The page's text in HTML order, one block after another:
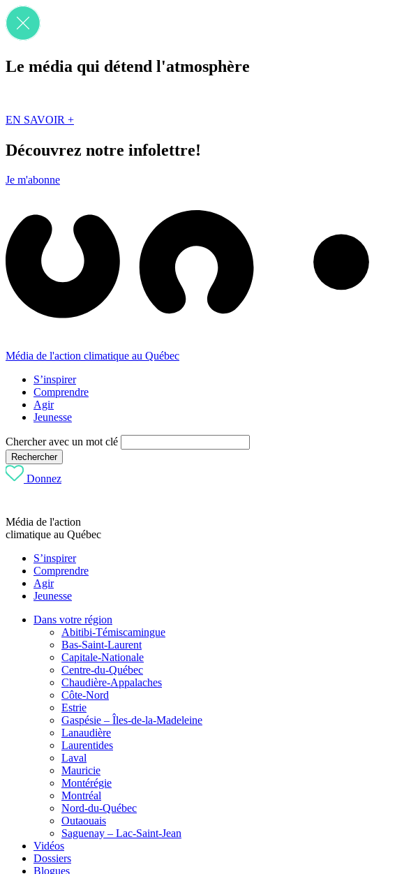
Le média qui détend l'atmosphère
EN SAVOIR +
Découvrez notre infolettre!
Je m'abonne
Média de l'action climatique au Québec
S’inspirer
Comprendre
Agir
Jeunesse
Chercher avec un mot clé
Rechercher
Donnez
Média de l'action
climatique au Québec
S’inspirer
Comprendre
Agir
Jeunesse
Dans votre région
Abitibi-Témiscamingue
Bas-Saint-Laurent
Capitale-Nationale
Centre-du-Québec
Chaudière-Appalaches
Côte-Nord
Estrie
Gaspésie – Îles-de-la-Madeleine
Lanaudière
Laurentides
Laval
Mauricie
Montérégie
Montréal
Nord-du-Québec
Outaouais
Saguenay – Lac-Saint-Jean
Vidéos
Dossiers
Blogues